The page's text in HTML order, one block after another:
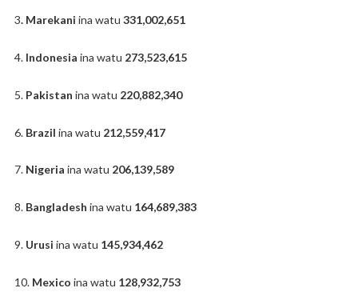
3. Marekani ina watu 331,002,651
4.Indonesia ina watu 273,523,615
5. Pakistan ina watu 220,882,340
6. Brazil ina watu 212,559,417
7.Nigeria ina watu 206,139,589
8. Bangladesh ina watu 164,689,383
9.Urusi ina watu 145,934,462
10. Mexico ina watu 128,932,753